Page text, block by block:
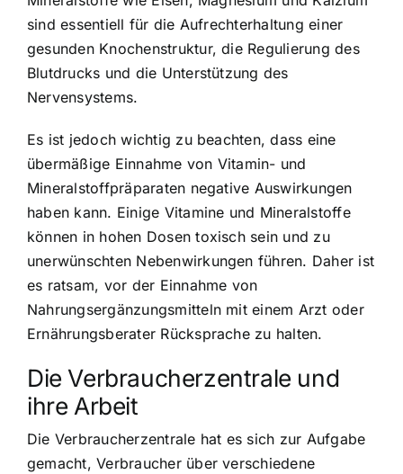
sind essentiell für die Aufrechterhaltung einer
gesunden Knochenstruktur, die Regulierung des
Blutdrucks und die Unterstützung des
Nervensystems.
Es ist jedoch wichtig zu beachten, dass eine
übermäßige Einnahme von Vitamin- und
Mineralstoffpräparaten negative Auswirkungen
haben kann. Einige Vitamine und Mineralstoffe
können in hohen Dosen toxisch sein und zu
unerwünschten Nebenwirkungen führen. Daher ist
es ratsam, vor der Einnahme von
Nahrungsergänzungsmitteln mit einem Arzt oder
Ernährungsberater Rücksprache zu halten.
Die Verbraucherzentrale und
ihre Arbeit
Die Verbraucherzentrale hat es sich zur Aufgabe
gemacht, Verbraucher über verschiedene